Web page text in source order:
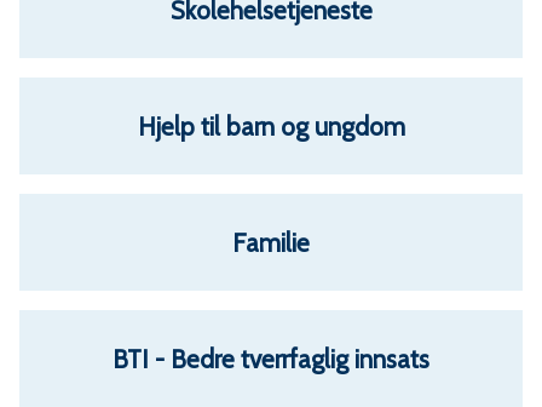
Skolehelsetjeneste
Hjelp til barn og ungdom
Familie
BTI - Bedre tverrfaglig innsats